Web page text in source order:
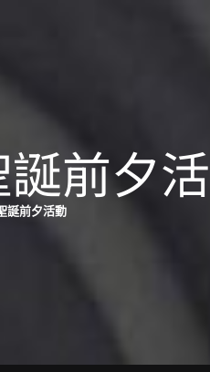
前夕
誕前夕活動